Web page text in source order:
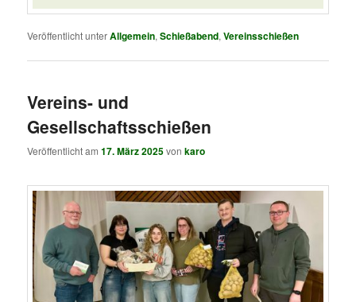
Veröffentlicht unterAllgemein,Schießabend,Vereinsschießen
Vereins- und
Gesellschaftsschießen
Veröffentlicht am17. März 2025vonkaro